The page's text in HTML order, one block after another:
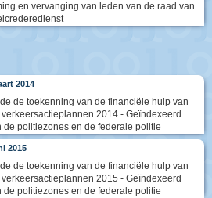
en vervanging van leden van de raad van
2014
de toekenning van de financiële hulp van
2014 - Geïndexeerd
politiezones en de federale politie
2015
de toekenning van de financiële hulp van
2015 - Geïndexeerd
politiezones en de federale politie